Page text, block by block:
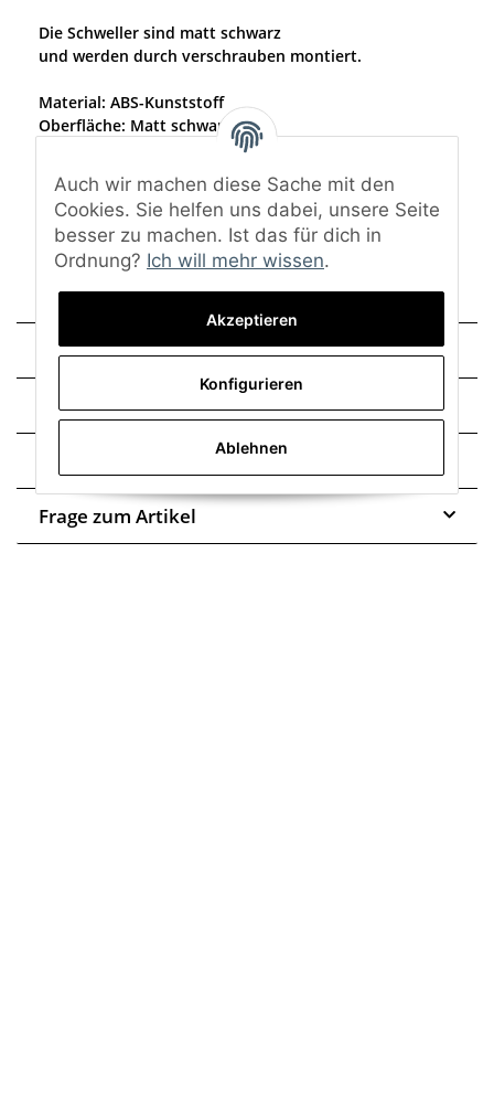
Die Schweller sind matt schwarz
und werden durch verschrauben montiert.
Material: ABS-Kunststoff
Oberfläche: Matt schwarz
Eine Lackierung ist nicht notwendig.
Lieferumfang: Beide Schweller, Montagezubehör und
Gutachten
Technische Daten
Montage
Trusted Shops - Bewertungen
Frage zum Artikel
Auch wir machen diese Sache mit den
Cookies. Sie helfen uns dabei, unsere Seite
besser zu machen. Ist das für dich in
Ordnung? Ich will mehr wissen.
Akzeptieren
Konfigurieren
Ablehnen